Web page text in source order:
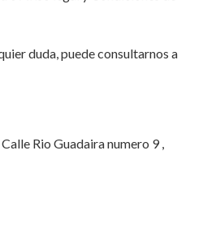
duda, puede consultarnos a
Rio Guadaira numero 9 ,